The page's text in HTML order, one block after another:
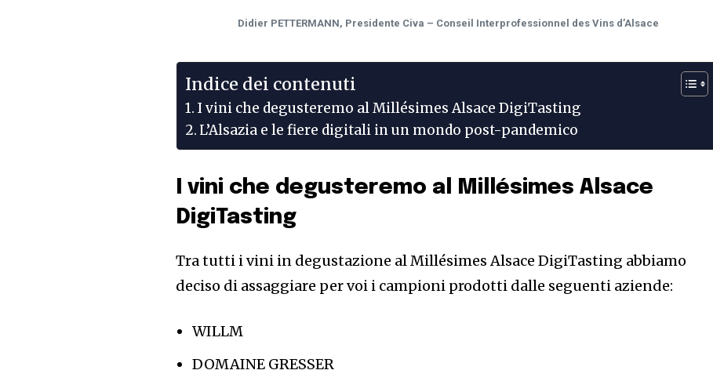
Didier PETTERMANN, Presidente Civa – Conseil Interprofessionnel des Vins d’Alsace
Indice dei contenuti
I vini che degusteremo al Millésimes Alsace DigiTasting
L’Alsazia e le fiere digitali in un mondo post-pandemico
I vini che degusteremo al Millésimes Alsace
DigiTasting
Tra tutti i vini in degustazione al Millésimes Alsace DigiTasting abbiamo
deciso di assaggiare per voi i campioni prodotti dalle seguenti aziende:
WILLM
DOMAINE GRESSER